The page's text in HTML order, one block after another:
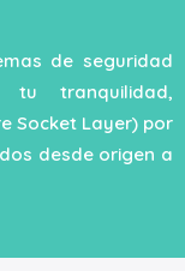
de seguridad
tranquilidad,
Socket Layer) por
desde origen a